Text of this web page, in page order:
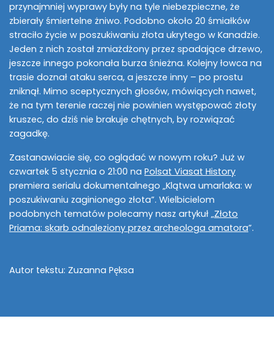
przynajmniej wyprawy były na tyle niebezpieczne, że
zbierały śmiertelne żniwo. Podobno około 20 śmiałków
straciło życie w poszukiwaniu złota ukrytego w Kanadzie.
Jeden z nich został zmiażdżony przez spadające drzewo,
jeszcze innego pokonała burza śnieżna. Kolejny łowca na
trasie doznał ataku serca, a jeszcze inny – po prostu
zniknął. Mimo sceptycznych głosów, mówiących nawet,
że na tym terenie raczej nie powinien występować złoty
kruszec, do dziś nie brakuje chętnych, by rozwiązać
zagadkę.
Zastanawiacie się, co oglądać w nowym roku? Już w
czwartek 5 stycznia o 21:00 na Polsat Viasat History
premiera serialu dokumentalnego „Klątwa umarlaka: w
poszukiwaniu zaginionego złota”. Wielbicielom
podobnych tematów polecamy nasz artykuł „Złoto
Priama: skarb odnaleziony przez archeologa amatora”.
Autor tekstu: Zuzanna Pęksa